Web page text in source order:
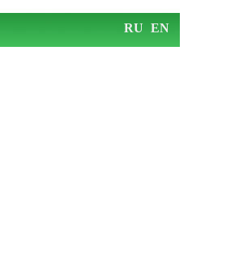
RU EN